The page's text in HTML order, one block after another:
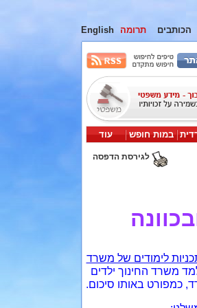
הכותבים תרומה English
במות חופש עוד
לגירסת הדפסה
לימודים של משרד
משרד החינוך ילדים
כמפורט באותו סיכום.